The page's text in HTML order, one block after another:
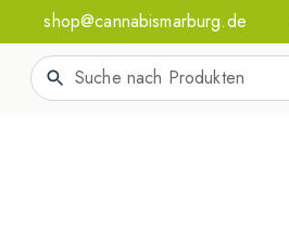
shop@cannabismarburg.de